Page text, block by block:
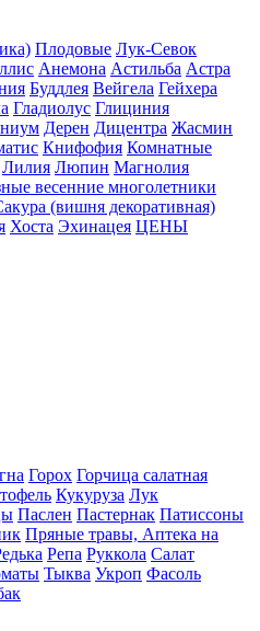
Плодовые Лук-Севок
Анемона Астильба Астра
Буддлея Вейгела Гейхера
Гладиолус Глициния
Дерен Дицентра Жасмин
Книфофия Комнатные
Лилия Люпин Магнолия
весенние многолетники
(вишня декоративная)
Хоста Эхинацея ЦЕНЫ
Горох Горчица салатная
Кукуруза Лук
Паслен Пастернак Патиссоны
Пряные травы, Аптека на
Репа Руккола Салат
Тыква Укроп Фасоль